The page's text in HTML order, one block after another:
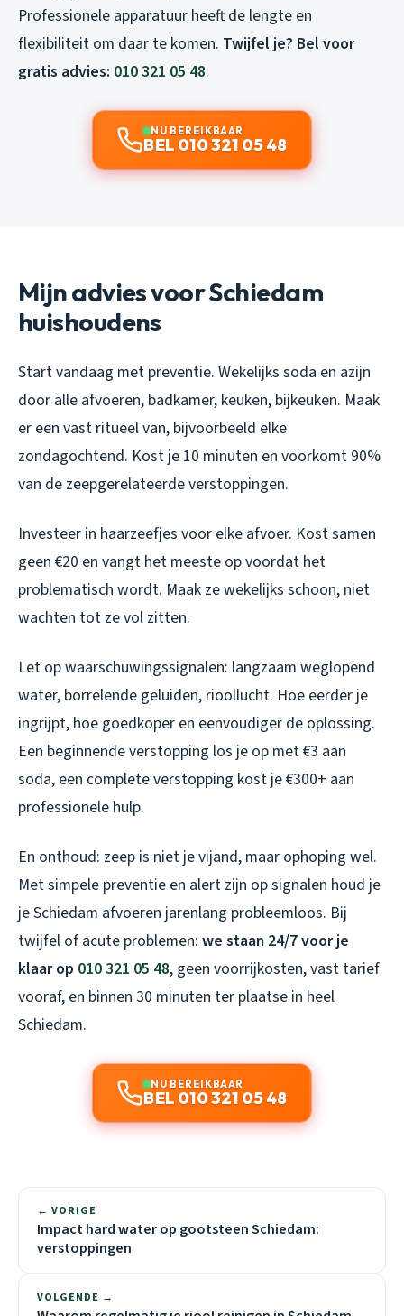
Professionele apparatuur heeft de lengte en
flexibiliteit om daar te komen. Twijfel je? Bel voor
gratis advies: 010 321 05 48.
NU BEREIKBAAR
BEL 010 321 05 48
Mijn advies voor Schiedam
huishoudens
Start vandaag met preventie. Wekelijks soda en azijn
door alle afvoeren, badkamer, keuken, bijkeuken. Maak
er een vast ritueel van, bijvoorbeeld elke
zondagochtend. Kost je 10 minuten en voorkomt 90%
van de zeepgerelateerde verstoppingen.
Investeer in haarzeefjes voor elke afvoer. Kost samen
geen €20 en vangt het meeste op voordat het
problematisch wordt. Maak ze wekelijks schoon, niet
wachten tot ze vol zitten.
Let op waarschuwingssignalen: langzaam weglopend
water, borrelende geluiden, rioollucht. Hoe eerder je
ingrijpt, hoe goedkoper en eenvoudiger de oplossing.
Een beginnende verstopping los je op met €3 aan
soda, een complete verstopping kost je €300+ aan
professionele hulp.
En onthoud: zeep is niet je vijand, maar ophoping wel.
Met simpele preventie en alert zijn op signalen houd je
je Schiedam afvoeren jarenlang probleemloos. Bij
twijfel of acute problemen: we staan 24/7 voor je
klaar op 010 321 05 48, geen voorrijkosten, vast tarief
vooraf, en binnen 30 minuten ter plaatse in heel
Schiedam.
NU BEREIKBAAR
BEL 010 321 05 48
← VORIGE
Impact hard water op gootsteen Schiedam:
verstoppingen
VOLGENDE →